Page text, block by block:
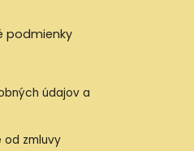
podmienky
údajov a
od zmluvy